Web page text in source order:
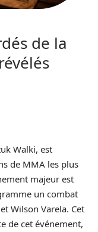
de la
Walki, est
de MMA les plus
majeur est
un combat
Wilson Varela. Cet
de cet événement,